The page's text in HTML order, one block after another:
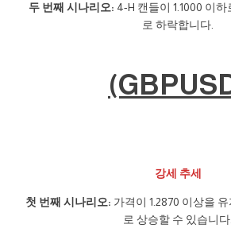
두 번째 시나리오: 4-H 캔들이 1.1000 이하
로 하락합니다.
강세 추세
첫 번째 시나리오: 가격이 1.2870 이상을
로 상승할 수 있습니다.